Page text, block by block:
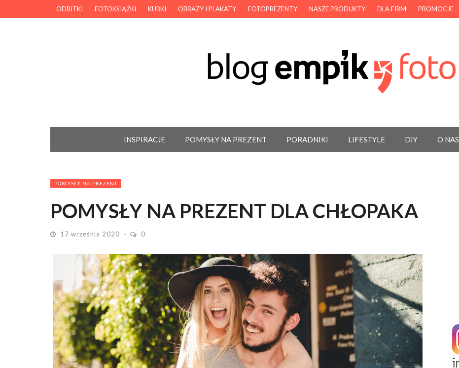
ODBITKI FOTOKSIĄŻKI KUBKI OBRAZY I PLAKATY FOTOPREZENTY NASZE PRODUKTY DLA FIRM PROMOCJE
INSPIRACJE POMYSŁY NA PREZENT PORADNIKI LIFESTYLE DIY O NAS
POMYSŁY NA PREZENT
POMYSŁY NA PREZENT DLA CHŁOPAKA
17 września 2020 0